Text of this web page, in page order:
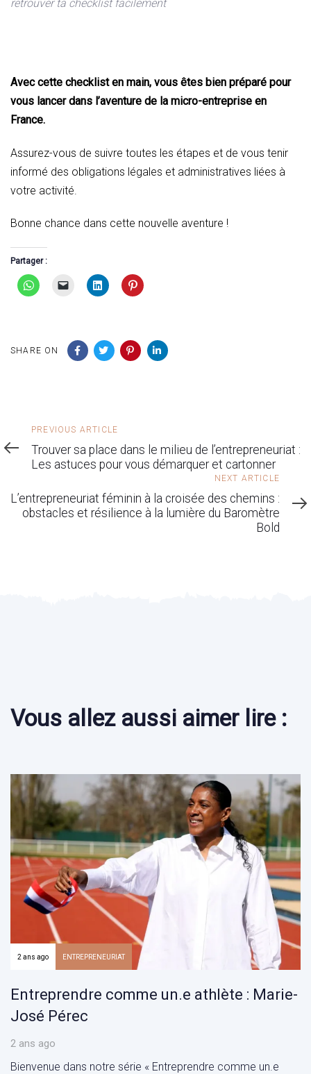
retrouver ta checklist facilement
Avec cette checklist en main, vous êtes bien préparé pour
vous lancer dans l’aventure de la micro-entreprise en
France.
Assurez-vous de suivre toutes les étapes et de vous tenir
informé des obligations légales et administratives liées à
votre activité.
Bonne chance dans cette nouvelle aventure !
Partager :
SHARE ON
Previous
Article
PREVIOUS ARTICLE
Trouver sa place dans le milieu de l’entrepreneuriat :
Les astuces pour vous démarquer et cartonner
Article
NEXT ARTICLE
L’entrepreneuriat féminin à la croisée des chemins :
obstacles et résilience à la lumière du Baromètre
Bold
Vous allez aussi aimer lire :
2 ans ago ENTREPRENEURIAT
Entreprendre comme un.e athlète : Marie-
José Pérec
2 ans ago
Bienvenue dans notre série « Entreprendre comme un.e